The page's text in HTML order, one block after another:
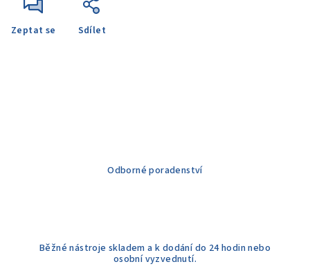
Zeptat se Sdílet
Odborné poradenství
Běžné nástroje skladem a k dodání do 24 hodin nebo
osobní vyzvednutí.